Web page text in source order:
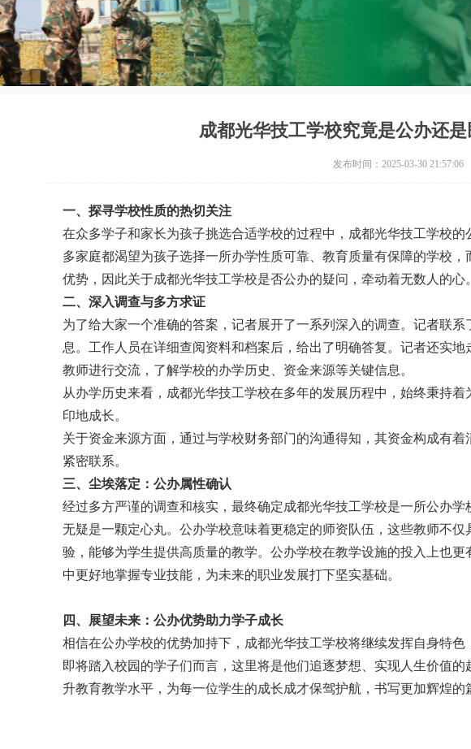
成都光华技工学校究竟是公办还
发布时间：2025-03-30 21:57:06
一、探寻学校性质的热切关注
在众多学子和家长为孩子挑选合适学校的过程中，成都光华技工学校
多家庭都渴望为孩子选择一所办学性质可靠、教育质量有保障的学校
优势，因此关于成都光华技工学校是否公办的疑问，牵动着无数人的心。
二、深入调查与多方求证
为了给大家一个准确的答案，记者展开了一系列深入的调查。记者联
息。工作人员在详细查阅资料和档案后，给出了明确答复。记者还实地
教师进行交流，了解学校的办学历史、资金来源等关键信息。
从办学历史来看，成都光华技工学校在多年的发展历程中，始终秉持
印地成长。
关于资金来源方面，通过与学校财务部门的沟通得知，其资金构成有
紧密联系。
三、尘埃落定：公办属性确认
经过多方严谨的调查和核实，最终确定成都光华技工学校是一所公办学
无疑是一颗定心丸。公办学校意味着更稳定的师资队伍，这些教师不
验，能够为学生提供高质量的教学。公办学校在教学设施的投入上也
中更好地掌握专业技能，为未来的职业发展打下坚实基础。
四、展望未来：公办优势助力学子成长
相信在公办学校的优势加持下，成都光华技工学校将继续发挥自身特
即将踏入校园的学子们而言，这里将是他们追逐梦想、实现人生价值
升教育教学水平，为每一位学生的成长成才保驾护航，书写更加辉煌的